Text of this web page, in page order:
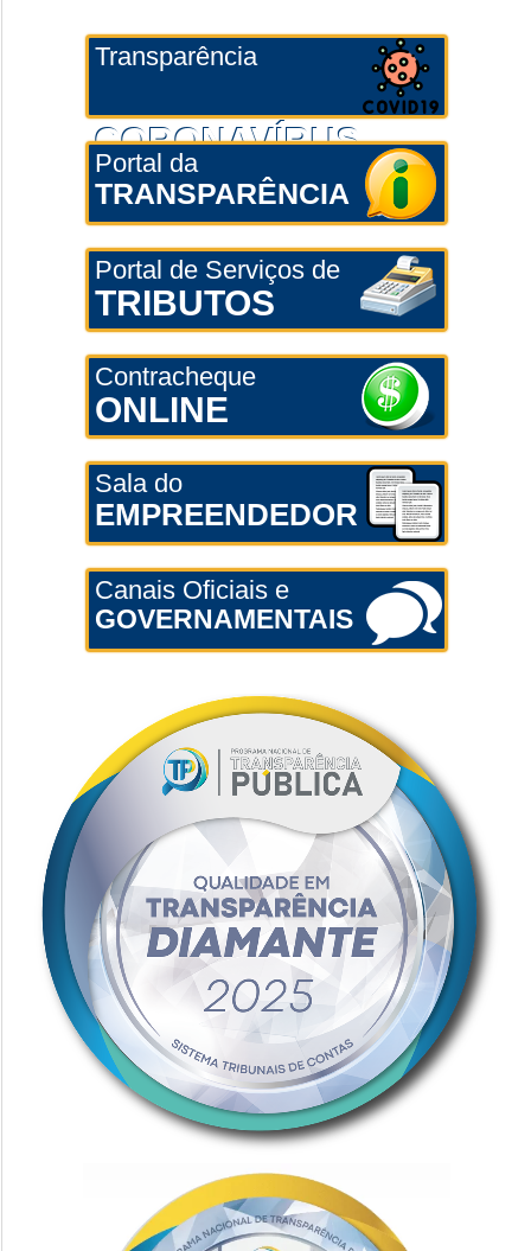
Transparência
CORONAVÍRUS
Portal da
TRANSPARÊNCIA
Portal de Serviços de
TRIBUTOS
Contracheque
ONLINE
Sala do
EMPREENDEDOR
Canais Oficiais e
GOVERNAMENTAIS